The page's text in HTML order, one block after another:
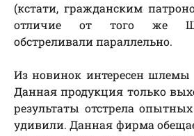
(кстати, гражданским
отличие от того же
обстреливали параллельно.
Из новинок интересен шлемы
Данная продукция только
результаты отстрела
удивили. Данная фирма